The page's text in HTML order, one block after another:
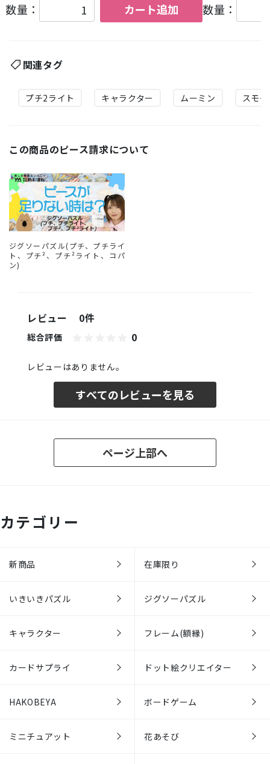
数量： カート追加 数量：
関連タグ
プチ2ライト キャラクター ムーミン スモ
この商品のピース請求について
ジグソーパズル(プチ、プチライ
ト、プチ²、プチ²ライト、コパ
ン)
レビュー 0件
総合評価 0
レビューはありません。
すべてのレビューを見る
ページ上部へ
カテゴリー
新商品 在庫限り
いきいきパズル ジグソーパズル
キャラクター フレーム(額縁)
カードサプライ ドット絵クリエイター
HAKOBEYA ボードゲーム
ミニチュアット 花あそび